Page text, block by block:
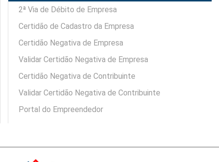
2ª Via de Débito de Empresa
Certidão de Cadastro da Empresa
Certidão Negativa de Empresa
Validar Certidão Negativa de Empresa
Certidão Negativa de Contribuinte
Validar Certidão Negativa de Contribuinte
Portal do Empreendedor